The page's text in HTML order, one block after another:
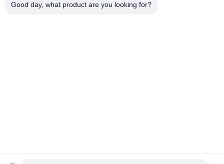
Good day, what product are you looking for?